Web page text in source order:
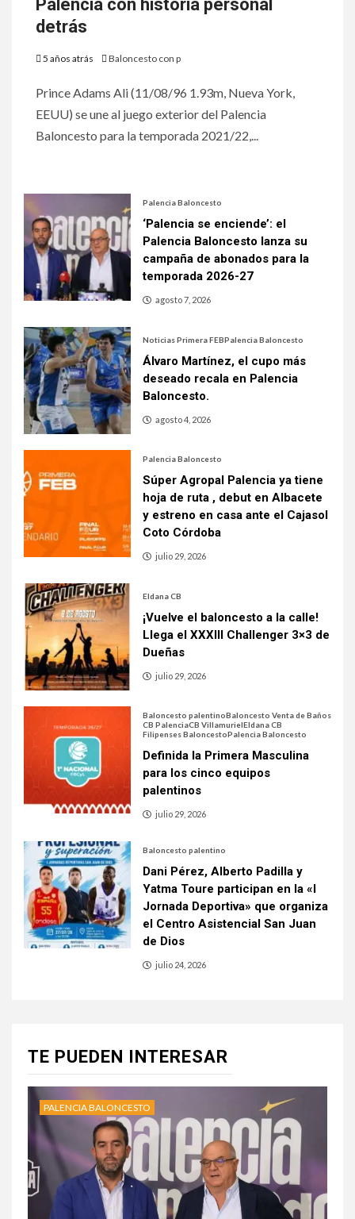
Palencia con historia personal
detrás
5 años atrás Baloncesto con p
Prince Adams Ali (11/08/96 1.93m, Nueva York,
EEUU) se une al juego exterior del Palencia
Baloncesto para la temporada 2021/22,...
Palencia Baloncesto
‘Palencia se enciende’: el
Palencia Baloncesto lanza su
campaña de abonados para la
temporada 2026-27
agosto 7, 2026
Noticias Primera FEBPalencia Baloncesto
Álvaro Martínez, el cupo más
deseado recala en Palencia
Baloncesto.
agosto 4, 2026
Palencia Baloncesto
Súper Agropal Palencia ya tiene
hoja de ruta , debut en Albacete
y estreno en casa ante el Cajasol
Coto Córdoba
julio 29, 2026
Eldana CB
¡Vuelve el baloncesto a la calle!
Llega el XXXIII Challenger 3×3 de
Dueñas
julio 29, 2026
Baloncesto palentinoBaloncesto Venta de Baños
CB PalenciaCB VillamurielEldana CB
Filipenses BaloncestoPalencia Baloncesto
Definida la Primera Masculina
para los cinco equipos
palentinos
julio 29, 2026
Baloncesto palentino
Dani Pérez, Alberto Padilla y
Yatma Toure participan en la «I
Jornada Deportiva» que organiza
el Centro Asistencial San Juan
de Dios
julio 24, 2026
TE PUEDEN INTERESAR
PALENCIA BALONCESTO